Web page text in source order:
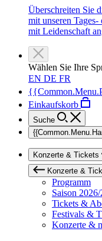
Überschreiten Sie
mit unseren
mit Leidenschaft
Wählen Sie Ihre
EN DE FR
Einkaufskorb
Suche
Konzerte & Tickets
Konzerte &
Programm
Saison
Tickets &
Festivals &
Konzerte &